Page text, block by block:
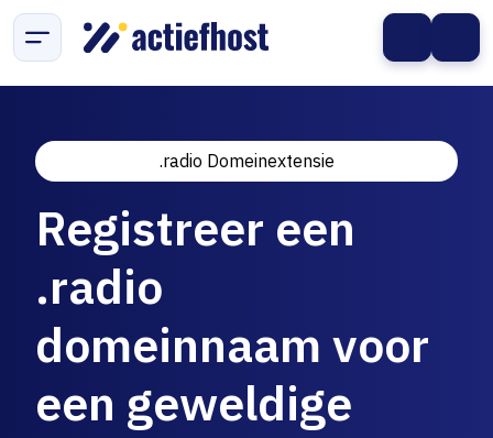
.radio Domeinextensie
Registreer een
.radio
domeinnaam voor
een geweldige